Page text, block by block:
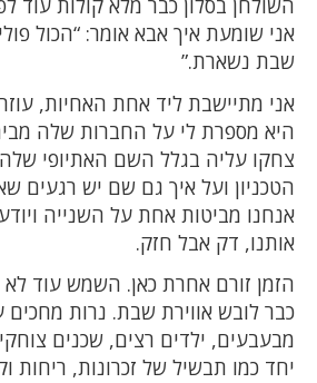
השולחן בסלון כבר מלא קולות עוד
אני שומעת איך אבא אומר: “הכול
שבת נשארת.”
אני מתיישבת ליד אחת האחיות,
היא מספרת לי על החברות שלה
צחקו עליה בגלל השם האתיופי
הטכניון ועל איך גם שם יש רגעים
אנחנו מביטות אחת על השנייה
אותנו, דק אבל חזק.
הזמן זורם אחרת כאן. השמש עוד
כבר לובש אווירת שבת. נרות מחכים
מבעבעים, ילדים רצים, שכנים
יחד כמו תבשיל של זכרונות, ריחות